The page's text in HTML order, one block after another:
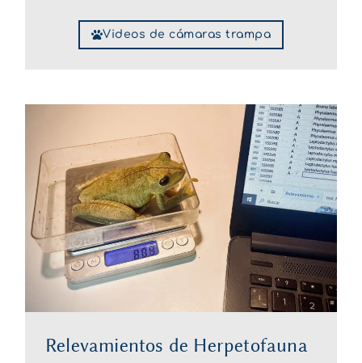
Videos de cámaras trampa
Relevamientos de Herpetofauna